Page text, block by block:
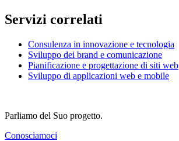
Servizi correlati
Consulenza in innovazione e tecnologia
Sviluppo dei brand e comunicazione
Pianificazione e progettazione di siti web
Sviluppo di applicazioni web e mobile
Parliamo del Suo progetto.
Conosciamoci